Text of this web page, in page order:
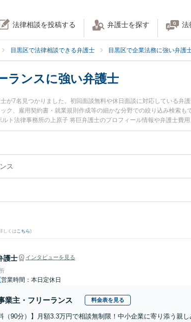
法律相談を投稿する 弁護士を探す 法
目黒区で法律相談できる弁護士 目黒区で企業法務に強い弁護
ランスに強い弁護士
が7名見つかりました。初回面談無料や休日面談に対応している弁
ク、雇用契約書・就業規則作成等の細かな分野での絞り込み検索
ト法律事務所の上原子 将巨弁護士のプロフィール情報や弁護士費
すぐに弁護士に相談したい』『個人事業主・フリーランスのトラ
目黒区内の弁護士に相談予約したい』などでお困りの相談者さんに
ス
しくはこちら)
護士 インタビューを見る
営業時間：本日定休日
業主・フリーランス 料金表を見る
（90分）】月額3.3万円で相談無制限！中小企業に寄り添う親